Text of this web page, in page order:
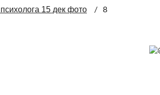
15 дек фото 8